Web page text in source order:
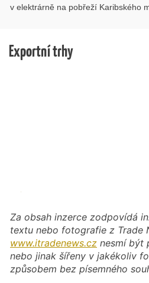
v elektrárně na pobřeží Karibského
Exportní trhy
Za obsah inzerce zodpovídá
textu nebo fotografie z Trade
www.itradenews.cz nesmí být
nebo jinak šířeny v jakékoliv
způsobem bez písemného